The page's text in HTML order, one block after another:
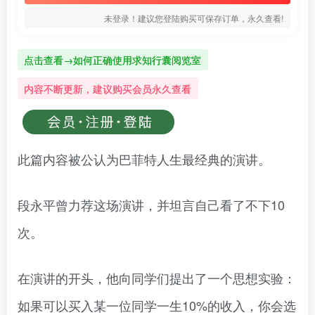
未登录！建议您登陆购买可保存订单，永久查看!
点击查看→如何正确使用求知行囊阅览室
内容不断更新，建议购买会员永久查看
此篇内容被公认为巴菲特人生最经典的演讲。
段永平曾力荐这场演讲，并坦言自己看了不下10
次。
在演讲的开头，他向同学们提出了一个思想实验：
如果可以买入某一位同学一生10%的收入，你会选